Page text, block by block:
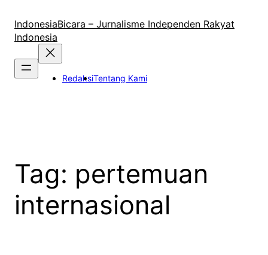
konten
IndonesiaBicara – Jurnalisme Independen Rakyat
Indonesia
RedaksiTentang Kami
Tag: pertemuan
internasional